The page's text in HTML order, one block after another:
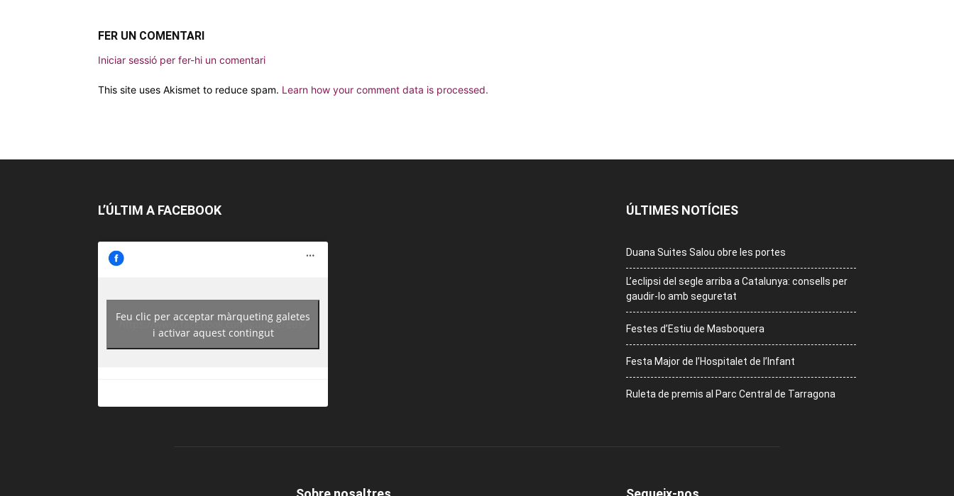
FER UN COMENTARI
Iniciar sessió per fer-hi un comentari
This site uses Akismet to reduce spam. Learn how your comment data is processed.
L’ÚLTIM A FACEBOOK
https://www.facebook.com/guiadereus/
Feu clic per acceptar màrqueting galetes
i activar aquest contingut
ÚLTIMES NOTÍCIES
Duana Suites Salou obre les portes
L’eclipsi del segle arriba a Catalunya: consells per
gaudir-lo amb seguretat
Festes d’Estiu de Masboquera
Festa Major de l’Hospitalet de l’Infant
Ruleta de premis al Parc Central de Tarragona